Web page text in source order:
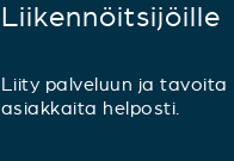
Liikennöitsijöille
Liity palveluun ja tavoita
asiakkaita helposti.